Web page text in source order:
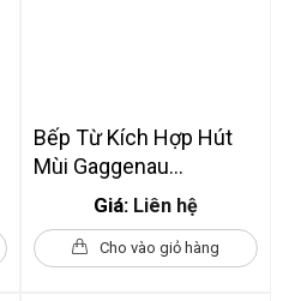
Bếp Từ Kích Hợp Hút
Mùi Gaggenau
CV492105 Serie 400
Giá: Liên hệ
Cho vào giỏ hàng